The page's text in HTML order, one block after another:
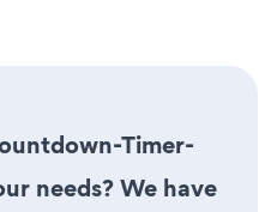
Timer-
needs? We have